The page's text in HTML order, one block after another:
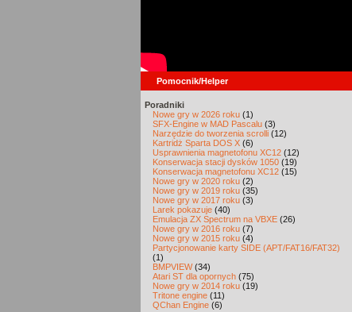
Pomocnik/Helper
Poradniki
Nowe gry w 2026 roku (1)
SFX-Engine w MAD Pascalu (3)
Narzędzie do tworzenia scrolli (12)
Kartridż Sparta DOS X (6)
Usprawnienia magnetofonu XC12 (12)
Konserwacja stacji dysków 1050 (19)
Konserwacja magnetofonu XC12 (15)
Nowe gry w 2020 roku (2)
Nowe gry w 2019 roku (35)
Nowe gry w 2017 roku (3)
Larek pokazuje (40)
Emulacja ZX Spectrum na VBXE (26)
Nowe gry w 2016 roku (7)
Nowe gry w 2015 roku (4)
Partycjonowanie karty SIDE (APT/FAT16/FAT32)
(1)
BMPVIEW(34)
Atari ST dla opornych (75)
Nowe gry w 2014 roku (19)
Tritone engine (11)
QChan Engine (6)